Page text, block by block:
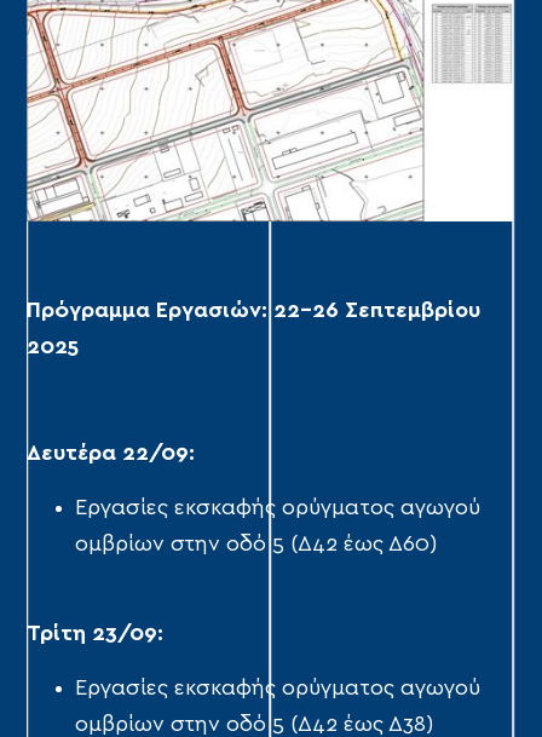
Πρόγραμμα Εργασιών: 22–26 Σεπτεμβρίου
2025
Δευτέρα 22/09:
Εργασίες εκσκαφής ορύγματος αγωγού
ομβρίων στην οδό 5 (Δ42 έως Δ60)
Τρίτη 23/09:
Εργασίες εκσκαφής ορύγματος αγωγού
ομβρίων στην οδό 5 (Δ42 έως Δ38)